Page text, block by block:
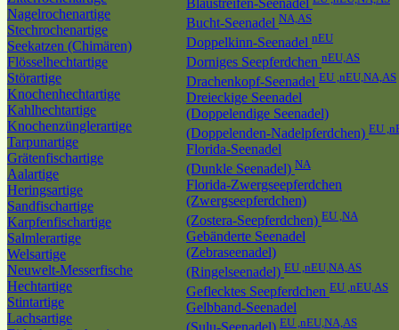
Nagelrochenartige
Stechrochenartige
Seekatzen (Chimären)
Flösselhechtartige
Störartige
Knochenhechtartige
Kahlhechtartige
Knochenzünglerartige
Tarpunartige
Grätenfischartige
Aalartige
Heringsartige
Sandfischartige
Karpfenfischartige
Salmlerartige
Welsartige
Neuwelt-Messerfische
Hechtartige
Stintartige
Lachsartige
Blaustreifen-Seenadel
Bucht-Seenadel NA,AS
Doppelkinn-Seenadel nEU
Dorniges Seepferdchen nEU,AS
Drachenkopf-Seenadel EU ,nEU,NA,AS
Dreieckige Seenadel
(Doppelendige Seenadel)
(Doppelenden-Nadelpferdchen) EU
Florida-Seenadel
(Dunkle Seenadel) NA
Florida-Zwergseepferdchen
(Zwergseepferdchen)
(Zostera-Seepferdchen) EU ,NA
Gebänderte Seenadel
(Zebraseenadel)
(Ringelseenadel) EU ,nEU,NA,AS
Geflecktes Seepferdchen EU ,nEU,AS
Gelbband-Seenadel
EU ,nEU,NA,AS